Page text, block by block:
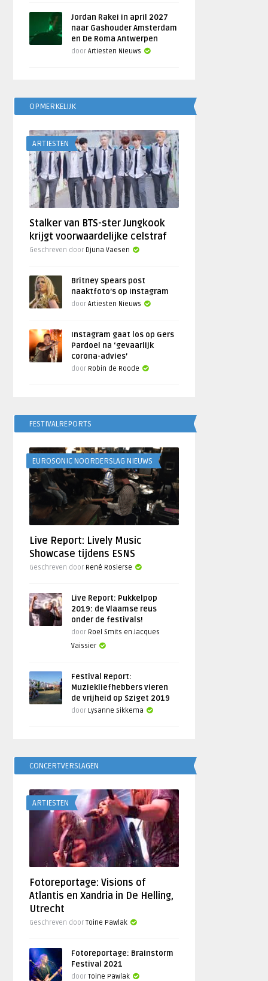
Jordan Rakei in april 2027
naar Gashouder Amsterdam
en De Roma Antwerpen
doorArtiesten Nieuws
OPMERKELIJK
ARTIESTEN
Stalker van BTS-ster Jungkook
krijgt voorwaardelijke celstraf
Geschreven door Djuna Vaesen
Britney Spears post
naaktfoto’s op Instagram
doorArtiesten Nieuws
Instagram gaat los op Gers
Pardoel na ‘gevaarlijk
corona-advies’
door Robin de Roode
FESTIVALREPORTS
EUROSONIC NOORDERSLAG NIEUWS
Live Report: Lively Music
Showcase tijdens ESNS
Geschreven door René Rosierse
Live Report: Pukkelpop
2019: de Vlaamse reus
onder de festivals!
door Roel Smits en Jacques
Vaissier
Festival Report:
Muziekliefhebbers vieren
de vrijheid op Sziget 2019
door Lysanne Sikkema
CONCERTVERSLAGEN
ARTIESTEN
Fotoreportage: Visions of
Atlantis en Xandria in De Helling,
Utrecht
Geschreven doorToine Pawlak
Fotoreportage: Brainstorm
Festival 2021
doorToine Pawlak